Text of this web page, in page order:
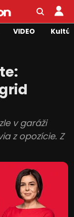
VIDEO
v garáži
z opozície. Z